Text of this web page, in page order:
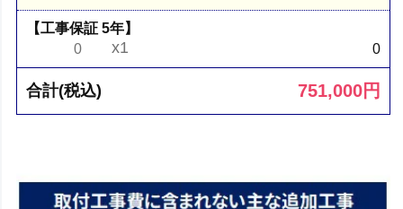
【工事保証 5年】
0
x1 0
合計(税込) 751,000円